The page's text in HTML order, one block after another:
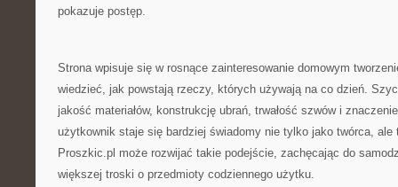
pokazuje postęp.
Strona wpisuje się w rosnące zainteresowanie domowym
wiedzieć, jak powstają rzeczy, których używają na co dzień.
jakość materiałów, konstrukcję ubrań, trwałość szwów i
użytkownik staje się bardziej świadomy nie tylko jako twórca, ale
Proszkic.pl może rozwijać takie podejście, zachęcając do
większej troski o przedmioty codziennego użytku.